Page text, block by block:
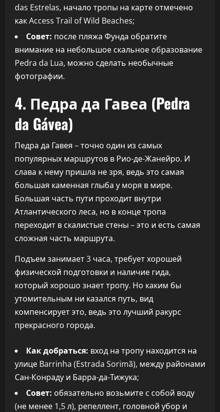
das Estrelas, начало тропы на карте отмечено
как Access Trail of Wild Beaches;
Совет: после пляжа Фунда обратите
внимание на небольшое скальное образование
Pedra da Lua, можно сделать необычные
фотографии.
4. Педра да Гавеа (Pedra
da Gávea)
Педра да Гавея – точно один из самых
популярных маршрутов в Рио-де-Жанейро. И
слава к нему пришла не зря, ведь это самая
большая каменная глыба у моря в мире.
Большая часть пути проходит внутри
Атлантического леса, но в конце тропа
переходит в скалистые стены – это и есть самая
сложная часть маршрута.
Подъем занимает 3 часа, требует хорошей
физической подготовки и наличие гида,
который хорошо знает тропу. Но каким бы
утомительным ни казался путь, вид
компенсирует это, ведь это лучший ракурс
прекрасного города.
Как добраться: вход на тропу находится на
улице Barrinha (Estrada Sorimã), между районами
Сан-Конраду и Барра-да-Тижука;
Совет: обязательно возьмите с собой воду
(не менее 1,5 л), репеллент, головной убор и